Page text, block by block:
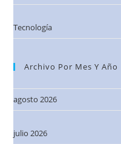
Tecnología
Archivo Por Mes Y Año
agosto 2026
julio 2026